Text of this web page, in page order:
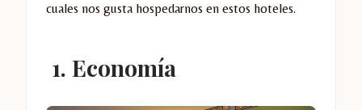
cuales nos gusta hospedarnos en estos hoteles.
1. Economía